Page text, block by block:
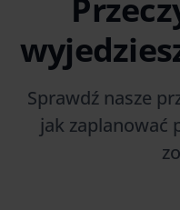
Sprawdź nasze
jak zaplanować